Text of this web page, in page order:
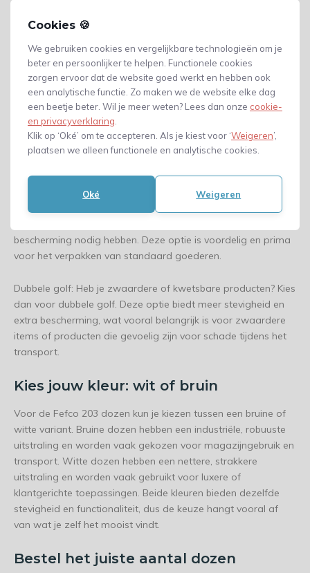
Cookies 🍪
We gebruiken cookies en vergelijkbare technologieën om je
beter en persoonlijker te helpen. Functionele cookies
zorgen ervoor dat de website goed werkt en hebben ook
een analytische functie. Zo maken we de website elke dag
een beetje beter. Wil je meer weten? Lees dan onze cookie-
en privacyverklaring
Klik op ‘Oké’ om te accepteren. Als je kiest voor ‘Weigeren’,
plaatsen we alleen functionele en analytische cookies.
Oké Weigeren
die perfect past bij jouw producten. Met de Fefco 203 heb je
door de overlappende kleppen een extra stevige doos, wat
vooral handig is voor het verpakken van zwaardere of
grotere goederen.
Enkele golf of dubbele golf: wat is de
beste optie?
Net als bij andere dozen, kun je bij de Fefco 203 kiezen tussen
enkele golf en dubbele golf karton. De juiste keuze hangt af
van het gewicht en de kwetsbaarheid van jouw producten:
bescherming nodig hebben. Deze optie is voordelig en prima
voor het verpakken van standaard goederen.
Dubbele golf: Heb je zwaardere of kwetsbare producten? Kies
dan voor dubbele golf. Deze optie biedt meer stevigheid en
extra bescherming, wat vooral belangrijk is voor zwaardere
items of producten die gevoelig zijn voor schade tijdens het
transport.
Kies jouw kleur: wit of bruin
Voor de Fefco 203 dozen kun je kiezen tussen een bruine of
witte variant. Bruine dozen hebben een industriële, robuuste
uitstraling en worden vaak gekozen voor magazijngebruik en
transport. Witte dozen hebben een nettere, strakkere
uitstraling en worden vaak gebruikt voor luxere of
klantgerichte toepassingen. Beide kleuren bieden dezelfde
stevigheid en functionaliteit, dus de keuze hangt vooral af
van wat je zelf het mooist vindt.
Bestel het juiste aantal dozen